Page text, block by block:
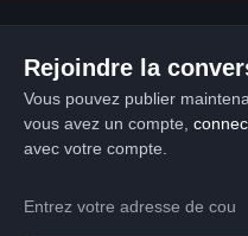
Rejoindre la
Vous pouvez publier
vous avez un compte,
avec votre compte.